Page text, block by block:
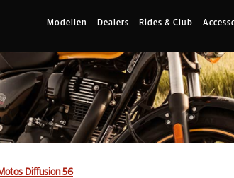
Modellen Dealers Rides & Club
Diffusion 56